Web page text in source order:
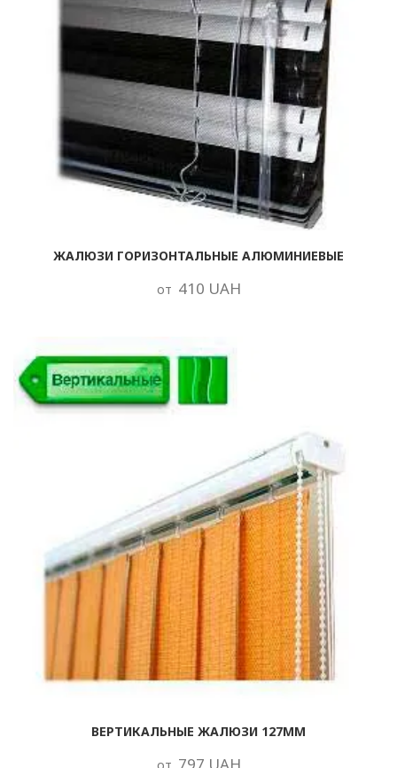
ЖАЛЮЗИ ГОРИЗОНТАЛЬНЫЕ АЛЮМИНИЕВЫЕ
от 410 UAH
ВЕРТИКАЛЬНЫЕ ЖАЛЮЗИ 127ММ